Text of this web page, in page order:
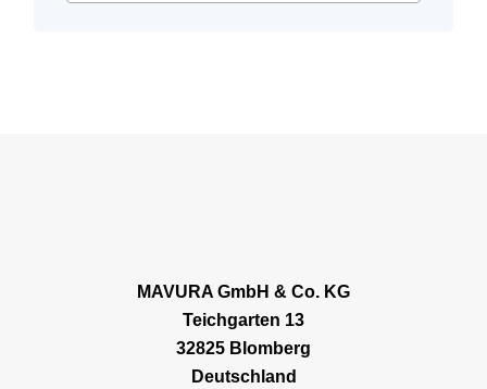
MAVURA GmbH & Co. KG
Teichgarten 13
32825 Blomberg
Deutschland